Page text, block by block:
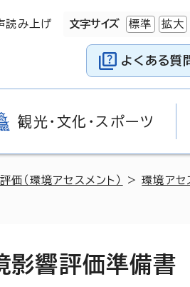
読み上げ 文字サイズ 標準 拡大
よくある質
観光・文化・スポーツ
価（環境アセスメント） >環境アセ
影響評価準備書